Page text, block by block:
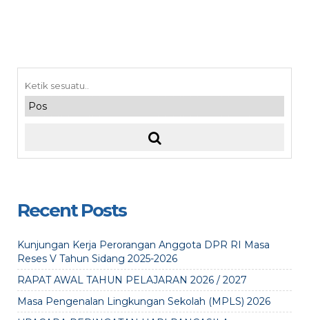
Recent Posts
Kunjungan Kerja Perorangan Anggota DPR RI Masa
Reses V Tahun Sidang 2025-2026
RAPAT AWAL TAHUN PELAJARAN 2026 / 2027
Masa Pengenalan Lingkungan Sekolah (MPLS) 2026